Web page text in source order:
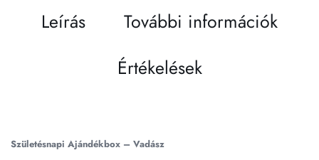
Leírás
További információk
Értékelések
Születésnapi Ajándékbox – Vadász